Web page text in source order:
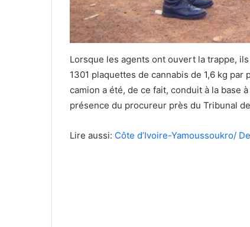
Lorsque les agents ont ouvert la trappe,
1301 plaquettes de cannabis de 1,6 kg
camion a été, de ce fait, conduit à la base
présence du procureur près du Tribunal
Lire aussi: Côte d’Ivoire-Yamoussoukro/